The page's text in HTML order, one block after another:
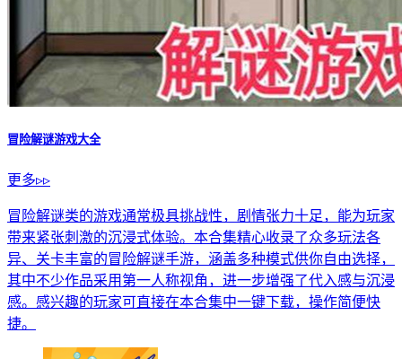
冒险解谜游戏大全
更多▹▹
冒险解谜类的游戏通常极具挑战性，剧情张力十足，能为玩家
带来紧张刺激的沉浸式体验。本合集精心收录了众多玩法各
异、关卡丰富的冒险解谜手游，涵盖多种模式供你自由选择，
其中不少作品采用第一人称视角，进一步增强了代入感与沉浸
感。感兴趣的玩家可直接在本合集中一键下载，操作简便快
捷。